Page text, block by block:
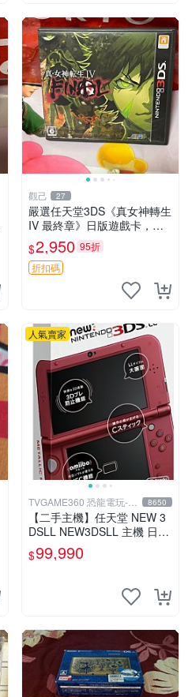
觀己 27
嚴選任天堂3DS《真女神轉生
IV 最終章》日版遊戲卡，整
體狀態極佳非常新。適合收藏
玩家。 真女神轉生IV 最終章
3ds 日版 游戲卡
$2,950 95折
折扣碼
人氣賣家
TVGAME360 恐龍電玩-台
中店
8650
【二手主機】任天堂 NEW 3
DSLL NEW3DSLL 主機 日文
版 日本機 金屬紅 附原廠充電
器【台中恐龍電玩】
$99,990